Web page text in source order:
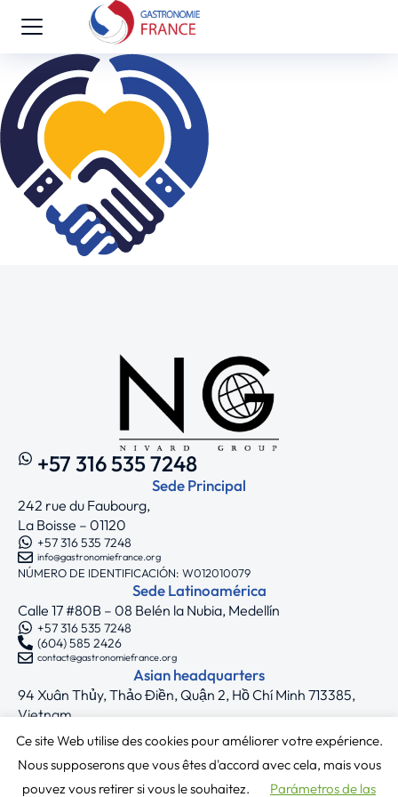
+57 316 535 7248
Sede Principal
242 rue du Faubourg,
La Boisse – 01120
+57 316 535 7248
info@gastronomiefrance.org
NÚMERO DE IDENTIFICACIÓN: W012010079
Sede Latinoamérica
Calle 17 #80B – 08 Belén la Nubia, Medellín
+57 316 535 7248
(604) 585 2426
contact@gastronomiefrance.org
Asian headquarters
94 Xuân Thủy, Thảo Điền, Quận 2, Hồ Chí Minh 713385,
Vietnam
+33 7 75 71 62 44
asia@gastronomiefrance.org
Síguenos
Ce site Web utilise des cookies pour améliorer votre expérience.
Nous supposerons que vous êtes d'accord avec cela, mais vous
pouvez vous retirer si vous le souhaitez.
Parámetros de las